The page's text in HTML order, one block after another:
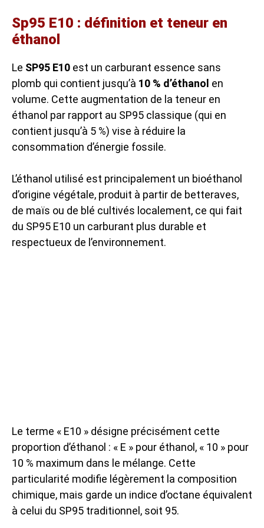
Sp95 E10 : définition et teneur en
éthanol
Le SP95 E10 est un carburant essence sans
plomb qui contient jusqu’à 10 % d’éthanol en
volume. Cette augmentation de la teneur en
éthanol par rapport au SP95 classique (qui en
contient jusqu’à 5 %) vise à réduire la
consommation d’énergie fossile.
L’éthanol utilisé est principalement un bioéthanol
d’origine végétale, produit à partir de betteraves,
de maïs ou de blé cultivés localement, ce qui fait
du SP95 E10 un carburant plus durable et
respectueux de l’environnement.
Le terme « E10 » désigne précisément cette
proportion d’éthanol : « E » pour éthanol, « 10 » pour
10 % maximum dans le mélange. Cette
particularité modifie légèrement la composition
chimique, mais garde un indice d’octane équivalent
à celui du SP95 traditionnel, soit 95.